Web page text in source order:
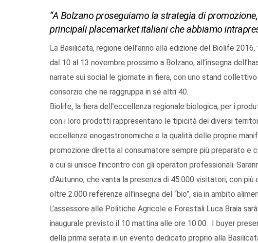
“A Bolzano proseguiamo la strategia di
principali placemarket italiani che abbiamo
La Basilicata, regione dell’anno alla edizione del Biolife
dal 10 al 13 novembre prossimo a Bolzano, all’insegna
narrate sui social le giornate in fiera, con uno stand
consorzio che ne raggruppa in sé altri 40.
Biolife, la fiera dell'eccellenza regionale biologica, per i
con i loro prodotti rappresentano le tipicità dei diversi
eccellenze enogastronomiche e la qualità delle proprie
promozione diretta al consumatore sempre più preparato e
a cui si unisce l’incontro con gli operatori professionali.
d’Autunno, che vanta la presenza di 45.000 visitatori, con
oltre 2.000 referenze all’insegna del “bio”, sia in ambito
L’assessore alle Politiche Agricole e Forestali Luca Braia
inaugurale previsto il 10 mattina alle ore 10.00. I buyer
della prima serata in un evento dedicato proprio alla